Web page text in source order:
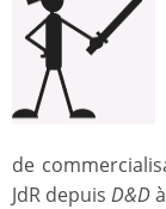
de
JdR depuisD&D